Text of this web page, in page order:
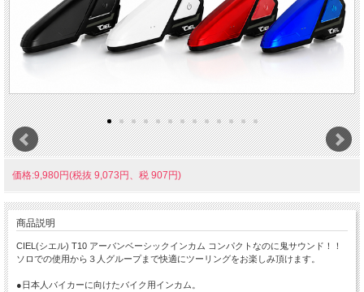
価格:9,980円(税抜 9,073円、税 907円)
商品説明
CIEL(シエル) T10 アーバンベーシックインカム コンパクトなのに鬼サウンド！！
ソロでの使用から３人グループまで快適にツーリングをお楽しみ頂けます。
●日本人バイカーに向けたバイク用インカム。